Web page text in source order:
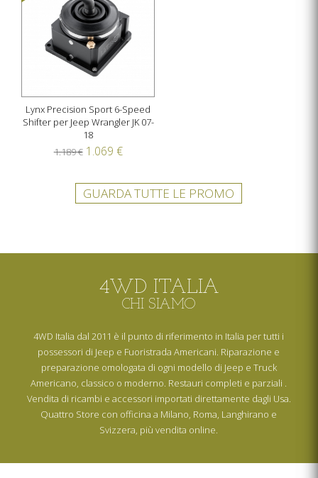
Lynx Precision Sport 6-Speed
Shifter per Jeep Wrangler JK 07-
18
1.189 € 1.069 €
GUARDA TUTTE LE PROMO
4WD ITALIA
CHI SIAMO
4WD Italia dal 2011 è il punto di riferimento in Italia per tutti i
possessori di Jeep e Fuoristrada Americani. Riparazione e
preparazione omologata di ogni modello di Jeep e Truck
Americano, classico o moderno. Restauri completi e parziali .
Vendita di ricambi e accessori importati direttamente dagli Usa.
Quattro Store con officina a Milano, Roma, Langhirano e
Svizzera, più vendita online.